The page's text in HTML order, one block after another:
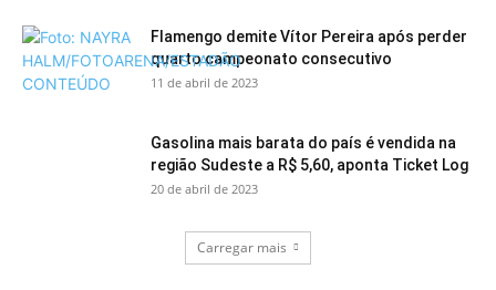
Flamengo demite Vítor Pereira após perder
quarto campeonato consecutivo
11 de abril de 2023
Gasolina mais barata do país é vendida na
região Sudeste a R$ 5,60, aponta Ticket Log
20 de abril de 2023
Carregar mais